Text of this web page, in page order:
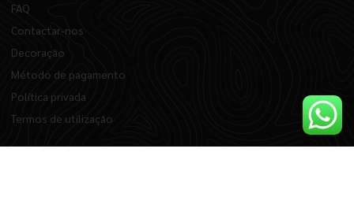
FAQ
Contactar-nos
Decoração
Método de pagamento
Política privada
Termos de utilização